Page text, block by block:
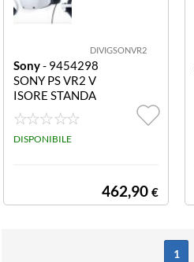
DIVIGSONVR2
Sony- 9454298
SONY PS VR2 V
ISORE STANDA
RDVISORE PLA
YSTATION VR2
DISPONIBILE
462,90 €
1